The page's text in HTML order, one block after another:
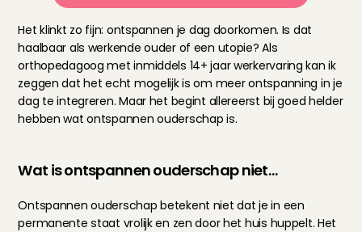
Het klinkt zo fijn: ontspannen je dag doorkomen. Is dat
haalbaar als werkende ouder of een utopie? Als
orthopedagoog met inmiddels 14+ jaar werkervaring kan ik
zeggen dat het echt mogelijk is om meer ontspanning in je
dag te integreren. Maar het begint allereerst bij goed helder
hebben wat ontspannen ouderschap is.
Wat is ontspannen ouderschap niet…
Ontspannen ouderschap betekent niet dat je in een
permanente staat vrolijk en zen door het huis huppelt. Het